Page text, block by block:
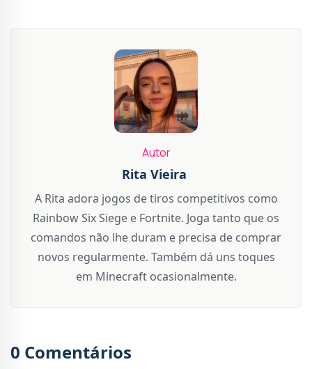
Autor
Rita Vieira
A Rita adora jogos de tiros competitivos como
Rainbow Six Siege e Fortnite. Joga tanto que os
comandos não lhe duram e precisa de comprar
novos regularmente. Também dá uns toques
em Minecraft ocasionalmente.
0 Comentários